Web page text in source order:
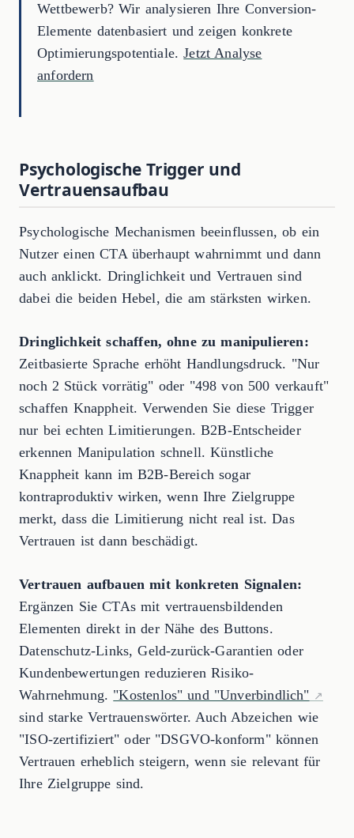
Wettbewerb? Wir analysieren Ihre Conversion-
Elemente datenbasiert und zeigen konkrete
Optimierungspotentiale.Jetzt Analyse
anfordern
Psychologische Trigger und
Vertrauensaufbau
Psychologische Mechanismen beeinflussen, ob ein
Nutzer einen CTA überhaupt wahrnimmt und dann
auch anklickt. Dringlichkeit und Vertrauen sind
dabei die beiden Hebel, die am stärksten wirken.
Dringlichkeit schaffen, ohne zu manipulieren:
Zeitbasierte Sprache erhöht Handlungsdruck. "Nur
noch 2 Stück vorrätig" oder "498 von 500 verkauft"
schaffen Knappheit. Verwenden Sie diese Trigger
nur bei echten Limitierungen. B2B-Entscheider
erkennen Manipulation schnell. Künstliche
Knappheit kann im B2B-Bereich sogar
kontraproduktiv wirken, wenn Ihre Zielgruppe
merkt, dass die Limitierung nicht real ist. Das
Vertrauen ist dann beschädigt.
Vertrauen aufbauen mit konkreten Signalen:
Ergänzen Sie CTAs mit vertrauensbildenden
Elementen direkt in der Nähe des Buttons.
Datenschutz-Links, Geld-zurück-Garantien oder
Kundenbewertungen reduzieren Risiko-
Wahrnehmung. "Kostenlos" und "Unverbindlich"
sind starke Vertrauenswörter. Auch Abzeichen wie
"ISO-zertifiziert" oder "DSGVO-konform" können
Vertrauen erheblich steigern, wenn sie relevant für
Ihre Zielgruppe sind.